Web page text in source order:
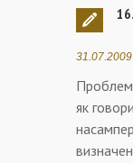
31.07.2009
як